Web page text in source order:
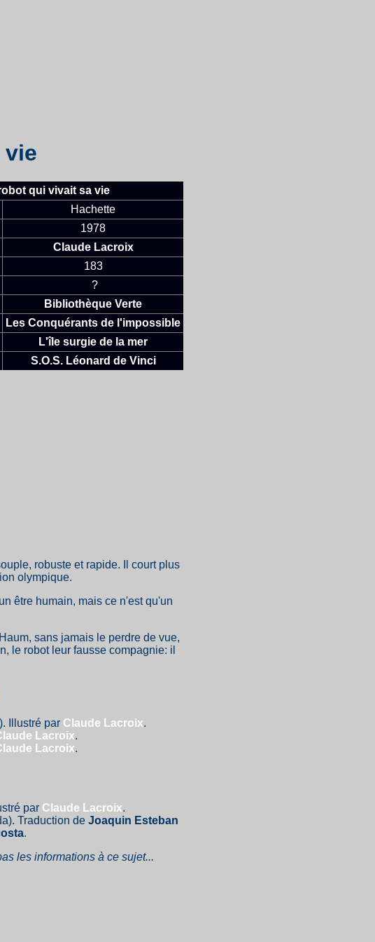
qui vivait sa vie
Hachette
1978
Claude Lacroix
183
?
Bibliothèque Verte
Les Conquérants de l'impossible
L'île surgie de la mer
S.O.S. Léonard de Vinci
robuste et rapide. Il court plus
olympique.
être humain, mais ce n'est qu'un
sans jamais le perdre de vue,
le robot leur fausse compagnie: il
Illustré par Claude Lacroix.
Lacroix.
Lacroix.
par Claude Lacroix.
Traduction de Joaquin Esteban
.
les informations à ce sujet...